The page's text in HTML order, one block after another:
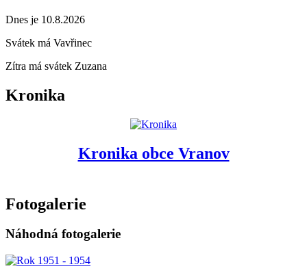
Dnes je 10.8.2026
Svátek má Vavřinec
Zítra má svátek Zuzana
Kronika
Kronika obce Vranov
Fotogalerie
Náhodná fotogalerie